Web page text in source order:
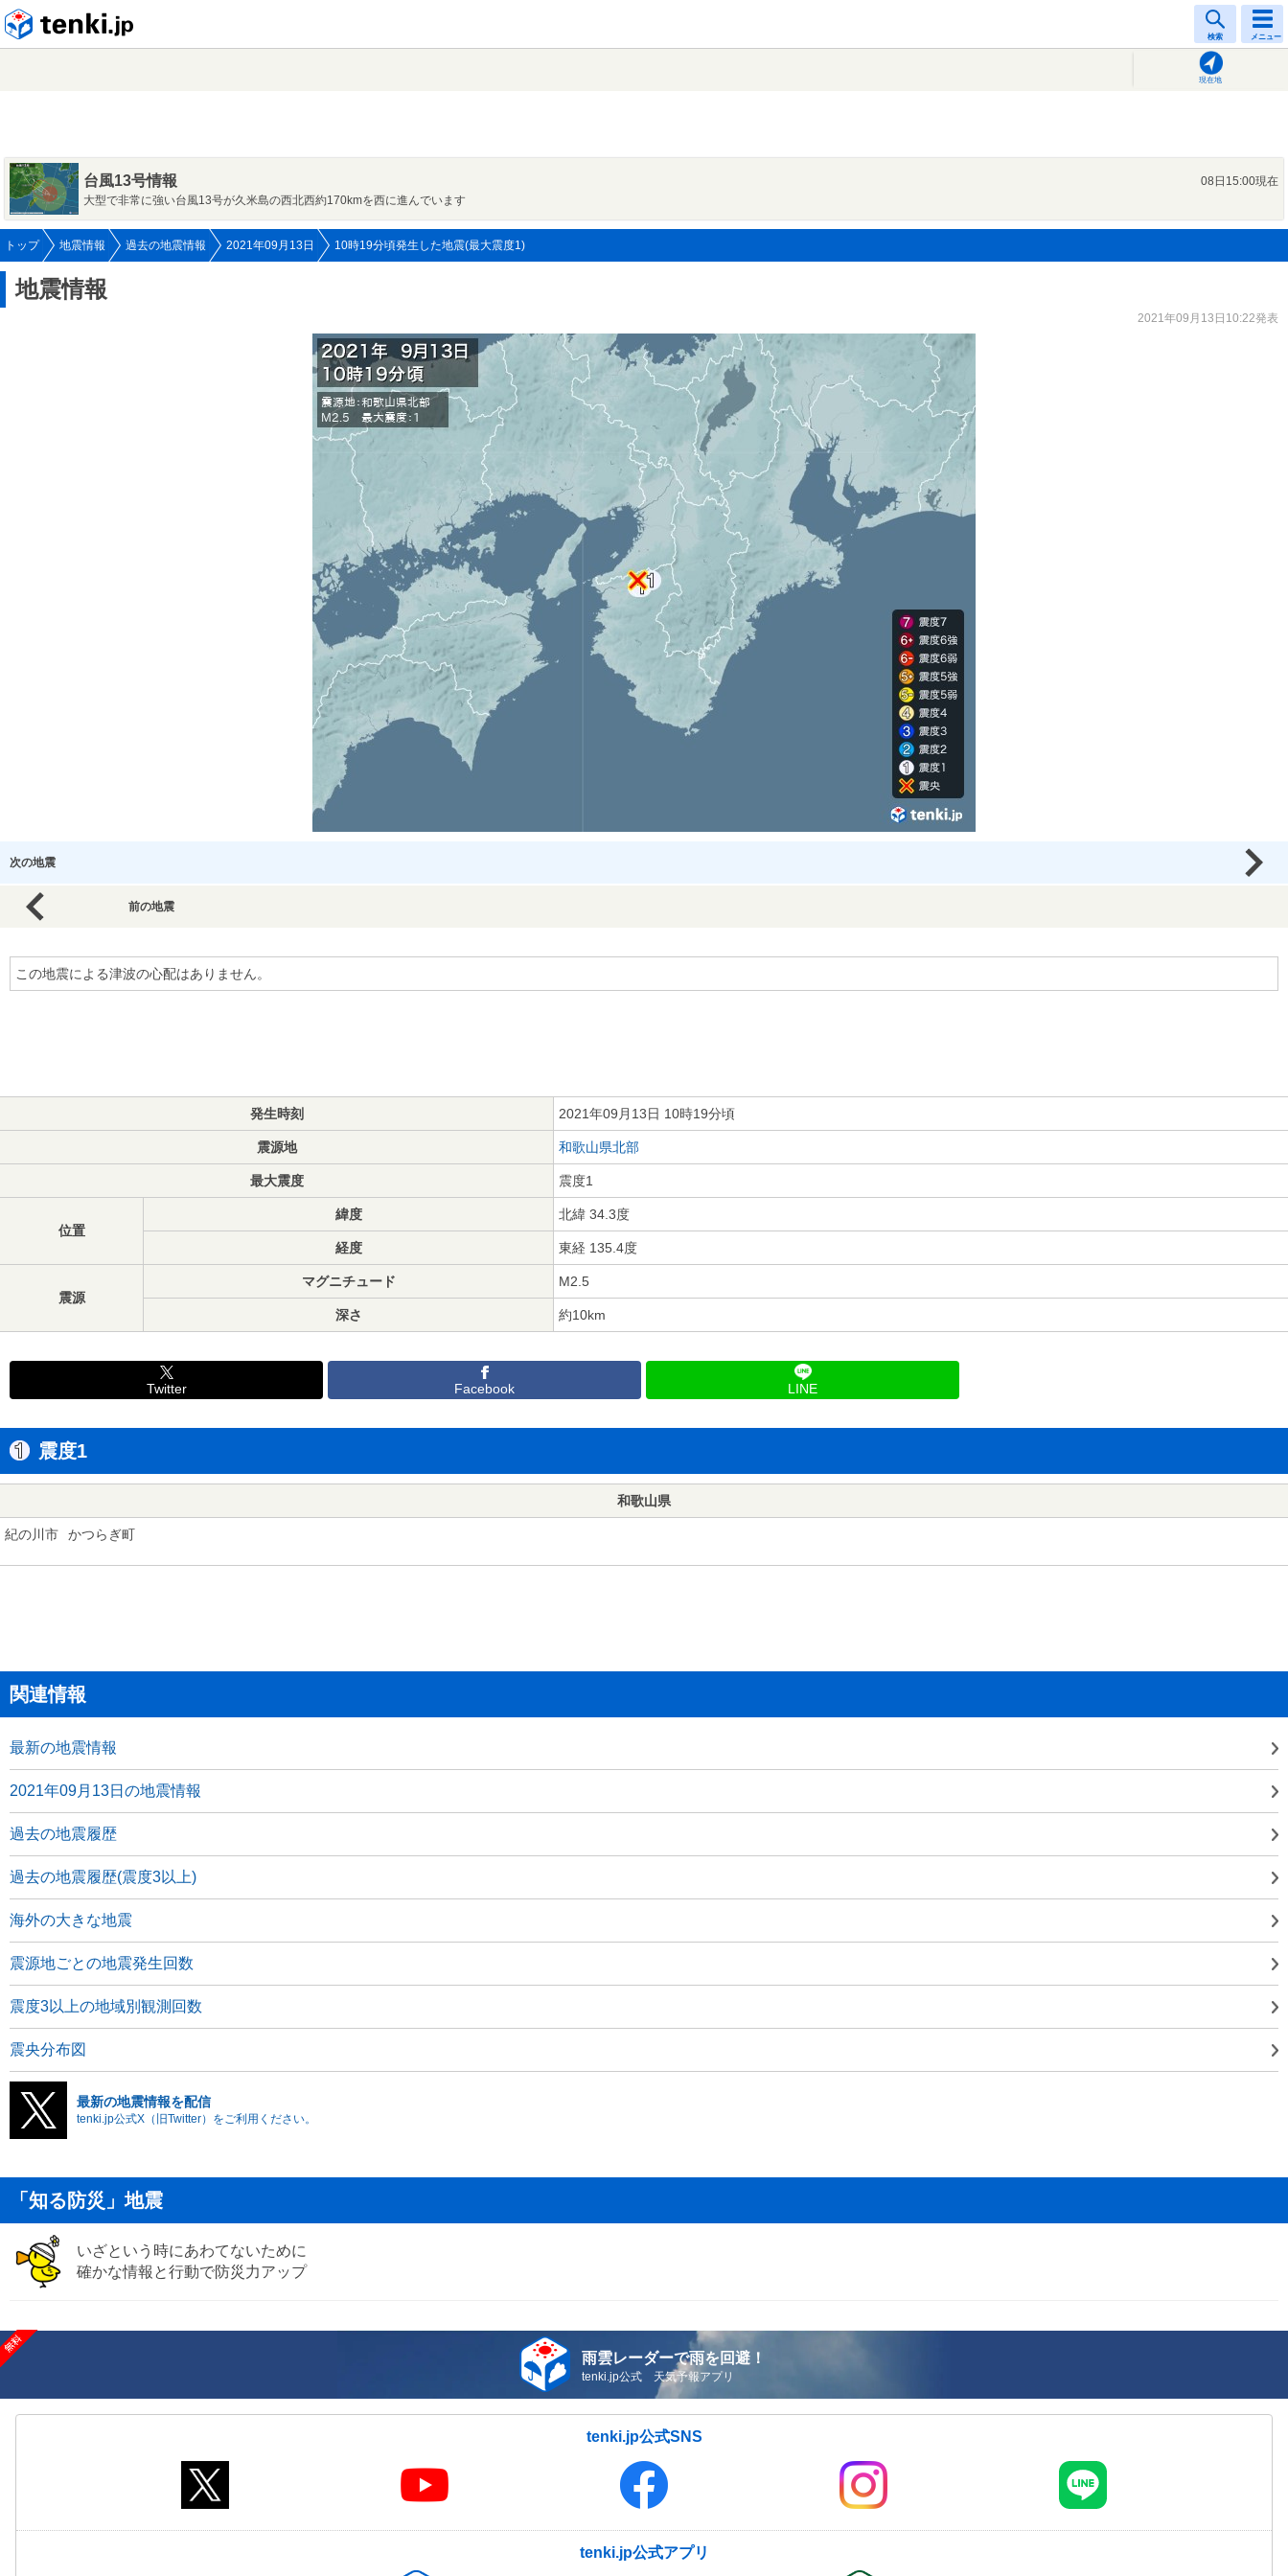
検索 メニュー
現在地
台風13号情報
08日15:00現在
大型で非常に強い台風13号が久米島の西北西約170kmを西に進んでいます
トップ 地震情報 過去の地震情報 2021年09月13日 10時19分頃発生した地震(最大震度1)
地震情報
2021年09月13日10:22発表
次の地震
前の地震
この地震による津波の心配はありません。
発生時刻 2021年09月13日 10時19分頃
震源地 和歌山県北部
最大震度 震度1
位置
緯度 北緯 34.3度
経度 東経 135.4度
震源
マグニチュード M2.5
深さ 約10km
Twitter Facebook LINE
震度1
和歌山県
紀の川市 かつらぎ町
関連情報
最新の地震情報
2021年09月13日の地震情報
過去の地震履歴
過去の地震履歴(震度3以上)
海外の大きな地震
震源地ごとの地震発生回数
震度3以上の地域別観測回数
震央分布図
最新の地震情報を配信
tenki.jp公式X（旧Twitter）をご利用ください。
「知る防災」地震
いざという時にあわてないために
確かな情報と行動で防災力アップ
雨雲レーダーで雨を回避！
tenki.jp公式 天気予報アプリ
tenki.jp公式SNS
tenki.jp公式アプリ